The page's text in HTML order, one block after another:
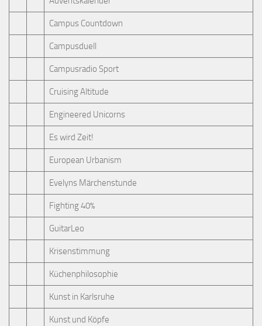
Campus Countdown
Campusduell
Campusradio Sport
Cruising Altitude
Engineered Unicorns
Es wird Zeit!
European Urbanism
Evelyns Märchenstunde
Fighting 40%
GuitarLeo
Krisenstimmung
Küchenphilosophie
Kunst in Karlsruhe
Kunst und Köpfe